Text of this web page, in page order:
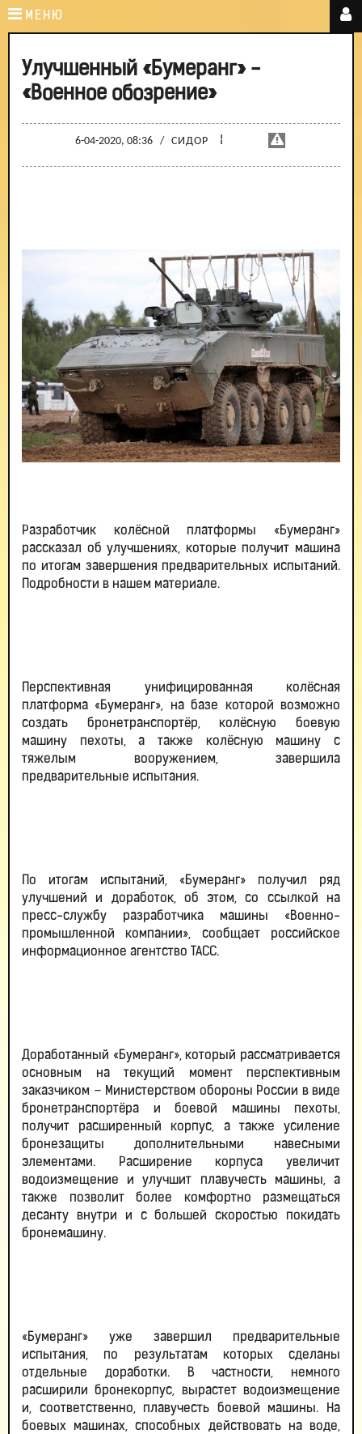
МЕНЮ
Улучшенный «Бумеранг» -
«Военное обозрение»
6-04-2020, 08:36 / СИДОР ¦
Разработчик колёсной платформы «Бумеранг»
рассказал об улучшениях, которые получит машина
по итогам завершения предварительных испытаний.
Подробности в нашем материале.
Перспективная унифицированная колёсная
платформа «Бумеранг», на базе которой возможно
создать бронетранспортёр, колёсную боевую
машину пехоты, а также колёсную машину с
тяжелым вооружением, завершила
предварительные испытания.
По итогам испытаний, «Бумеранг» получил ряд
улучшений и доработок, об этом, со ссылкой на
пресс-службу разработчика машины «Военно-
промышленной компании», сообщает российское
информационное агентство ТАСС.
Доработанный «Бумеранг», который рассматривается
основным на текущий момент перспективным
заказчиком – Министерством обороны России в виде
бронетранспортёра и боевой машины пехоты,
получит расширенный корпус, а также усиление
бронезащиты дополнительными навесными
элементами. Расширение корпуса увеличит
водоизмещение и улучшит плавучесть машины, а
также позволит более комфортно размещаться
десанту внутри и с большей скоростью покидать
бронемашину.
«Бумеранг» уже завершил предварительные
испытания, по результатам которых сделаны
отдельные доработки. В частности, немного
расширили бронекорпус, вырастет водоизмещение
и, соответственно, плавучесть боевой машины. На
боевых машинах, способных действовать на воде,